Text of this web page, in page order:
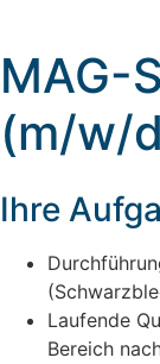
MAG-
(m/w/
Ihre
Laufende
Bereich